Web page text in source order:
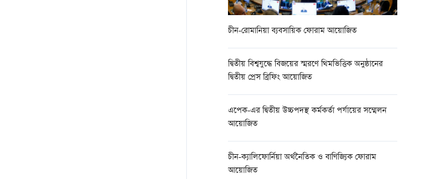
চীন-রোমানিয়া ব্যবসায়িক ফোরাম আয়োজিত
দ্বিতীয় বিশ্বযুদ্ধে বিজয়ের স্মরণে থিমভিত্তিক অনুষ্ঠানের
দ্বিতীয় প্রেস ব্রিফিং আয়োজিত
এপেক-এর দ্বিতীয় উচ্চপদস্থ কর্মকর্তা পর্যায়ের সম্মেলন
আয়োজিত
চীন-ক্যালিফোর্নিয়া অর্থনৈতিক ও বাণিজ্যিক ফোরাম
আয়োজিত